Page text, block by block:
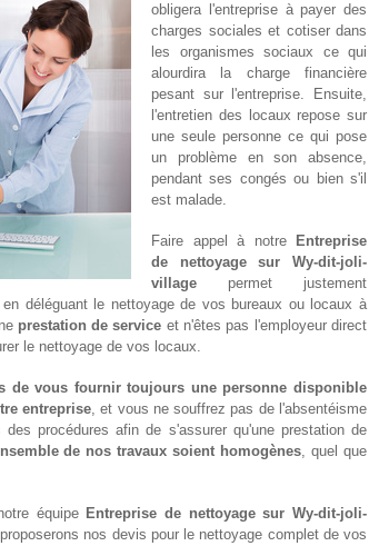
obligera l'entreprise à payer des
charges sociales et cotiser dans
les organismes sociaux ce qui
alourdira la charge financière
pesant sur l'entreprise. Ensuite,
l'entretien des locaux repose sur
une seule personne ce qui pose
un problème en son absence,
pendant ses congés ou bien s'il
est malade.
Faire appel à notre
Entreprise
de nettoyage sur Wy-dit-joli-
village permet justement
déléguant le nettoyage de vos bureaux ou locaux à
prestation de service et n'êtes pas l'employeur direct
le nettoyage de vos locaux.
de vous fournir toujours une personne disponible
entreprise, et vous ne souffrez pas de l'absentéisme
procédures afin de s'assurer qu'une prestation de
de nos travaux soient homogènes, quel que
équipe Entreprise de nettoyage sur Wy-dit-joli-
nos devis pour le nettoyage complet de vos